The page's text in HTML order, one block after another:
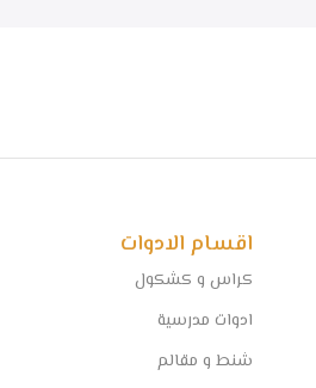
اقسام الادوات
كراس و كشكول
ادوات مدرسية
شنط و مقالم